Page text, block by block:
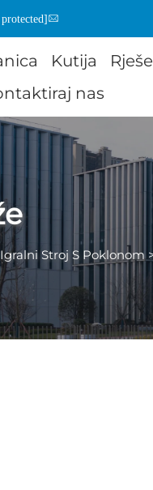
Kutija
nas
Igralni Stroj S Poklonom